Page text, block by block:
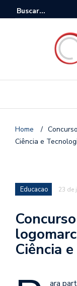
Home /
Ciência e
Educacao 23 de
Ciência
ara